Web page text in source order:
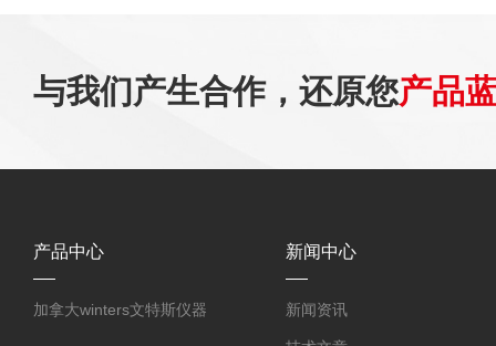
与我们产生合作，还原您产品
产品中心
加拿大winters文特斯仪器
新闻中心
新闻资讯